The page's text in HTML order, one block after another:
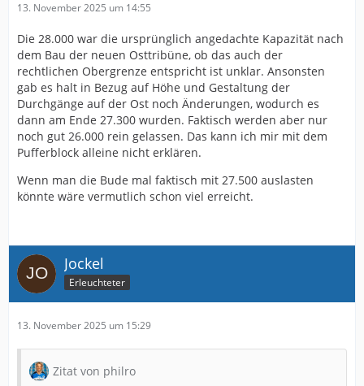
13. November 2025 um 14:55
Die 28.000 war die ursprünglich angedachte Kapazität nach
dem Bau der neuen Osttribüne, ob das auch der
rechtlichen Obergrenze entspricht ist unklar. Ansonsten
gab es halt in Bezug auf Höhe und Gestaltung der
Durchgänge auf der Ost noch Änderungen, wodurch es
dann am Ende 27.300 wurden. Faktisch werden aber nur
noch gut 26.000 rein gelassen. Das kann ich mir mit dem
Pufferblock alleine nicht erklären.
Wenn man die Bude mal faktisch mit 27.500 auslasten
könnte wäre vermutlich schon viel erreicht.
Jockel
Erleuchteter
13. November 2025 um 15:29
Zitat von philro